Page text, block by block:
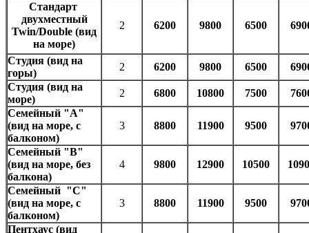
Стандарт
двухместный
Twin/Double (вид
на море)
2 6200 9800 6500
Студия (вид на
горы)
2 6200 9800 6500
Студия (вид на
море)
2 6800 10800 7500
Семейный "А"
(вид на море, с
балконом)
3 8800 11900 9500
Семейный "В"
(вид на море, без
балкона)
4 9800 12900 10500
Семейный "С"
(вид на море, с
балконом)
3 8800 11900 9500
Пентхаус (вид